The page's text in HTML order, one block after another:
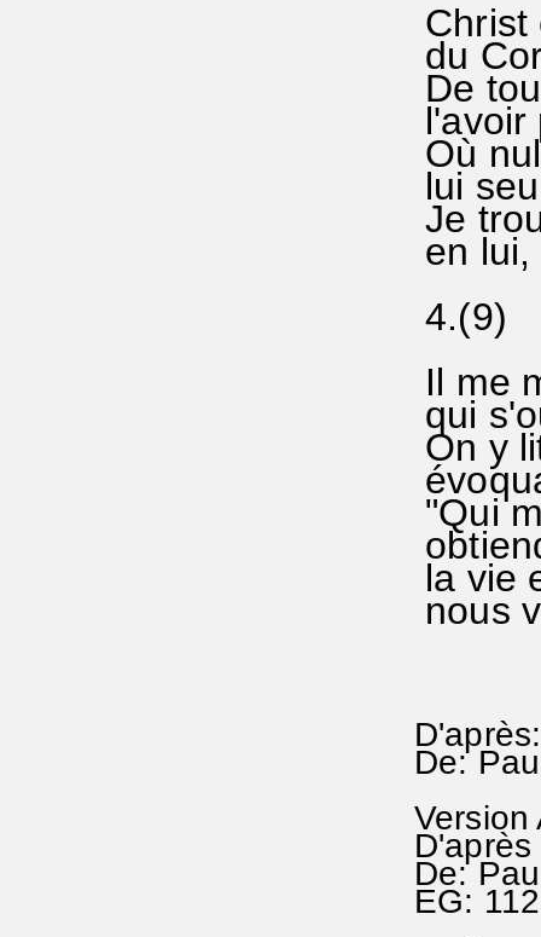
Christ
du
De
Où
lui
Je
en lui,
4.(9)
Il me
qui
On y
"Qui
la vie
nous
De:
Version
De:
EG: